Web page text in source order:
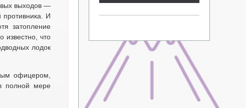
выходов —
И
затопление
известно, что
лодок
офицером,
полной мере